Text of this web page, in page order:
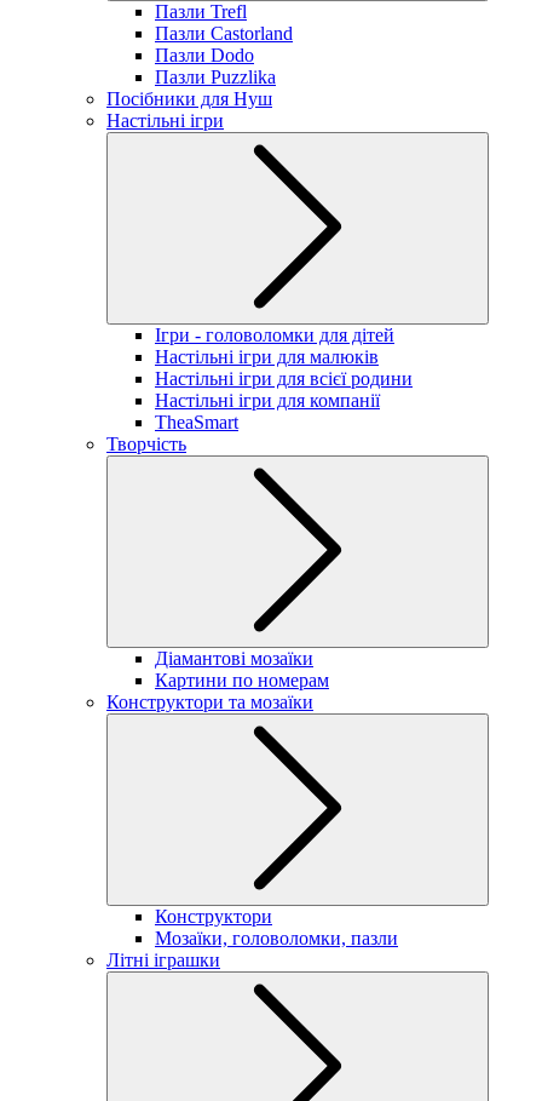
Пазли Trefl
Пазли Castorland
Пазли Dodo
Пазли Puzzlika
Посібники для Нуш
Настільні ігри
Ігри - головоломки для дітей
Настільні ігри для малюків
Настільні ігри для всієї родини
Настільні ігри для компанії
TheaSmart
Творчість
Діамантові мозаїки
Картини по номерам
Конструктори та мозаїки
Конструктори
Мозаїки, головоломки, пазли
Літні іграшки